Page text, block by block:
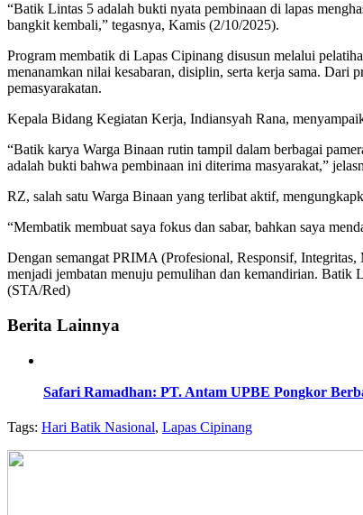
“Batik Lintas 5 adalah bukti nyata pembinaan di lapas
bangkit kembali,” tegasnya, Kamis (2/10/2025).
Program membatik di Lapas Cipinang disusun melalui
menanamkan nilai kesabaran, disiplin, serta kerja sama. Dari
pemasyarakatan.
Kepala Bidang Kegiatan Kerja, Indiansyah Rana,
“Batik karya Warga Binaan rutin tampil dalam berbagai
adalah bukti bahwa pembinaan ini diterima masyarakat,”
RZ, salah satu Warga Binaan yang terlibat aktif,
“Membatik membuat saya fokus dan sabar, bahkan saya
Dengan semangat PRIMA (Profesional, Responsif,
menjadi jembatan menuju pemulihan dan kemandirian. Batik
(STA/Red)
Berita Lainnya
Safari Ramadhan: PT. Antam UPBE Pongkor
Tags: Hari Batik Nasional, Lapas Cipinang